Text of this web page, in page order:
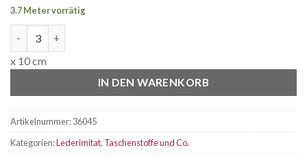
3.7 Meter vorrätig
x 10 cm
IN DEN WARENKORB
Artikelnummer:36045
Kategorien:Lederimitat, Taschenstoffe und Co.